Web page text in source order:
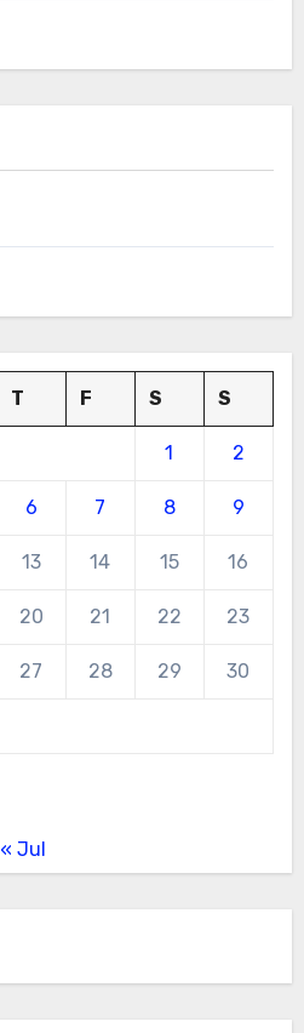
T F S S
1 2
6 7 8 9
13 14 15 16
20 21 22 23
27 28 29 30
« Jul